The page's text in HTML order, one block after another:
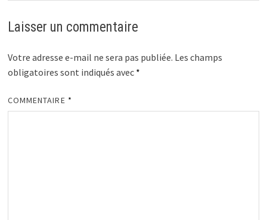
Laisser un commentaire
Votre adresse e-mail ne sera pas publiée. Les champs
obligatoires sont indiqués avec *
COMMENTAIRE *